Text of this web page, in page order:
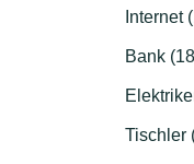
Internet
Bank
Tischler